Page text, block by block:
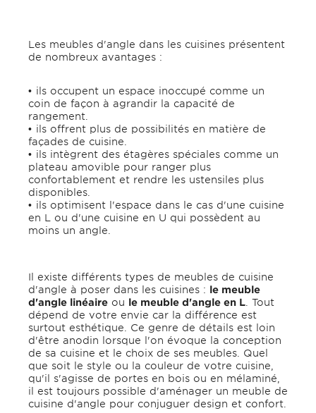
Les meubles d'angle dans les cuisines présentent
de nombreux avantages :
ils occupent un espace inoccupé comme un
coin de façon à agrandir la capacité de
rangement.
ils offrent plus de possibilités en matière de
façades de cuisine.
ils intègrent des étagères spéciales comme un
plateau amovible pour ranger plus
confortablement et rendre les ustensiles plus
disponibles.
ils optimisent l'espace dans le cas d'une cuisine
en L ou d'une cuisine en U qui possèdent au
moins un angle.
Il existe différents types de meubles de cuisine
d'angle à poser dans les cuisines : le meuble
d'angle linéaire ou le meuble d'angle en L . Tout
dépend de votre envie car la différence est
surtout esthétique. Ce genre de détails est loin
d'être anodin lorsque l'on évoque la conception
de sa cuisine et le choix de ses meubles. Quel
que soit le style ou la couleur de votre cuisine,
qu'il s'agisse de portes en bois ou en mélaminé,
il est toujours possible d'aménager un meuble de
cuisine d'angle pour conjuguer design et confort.